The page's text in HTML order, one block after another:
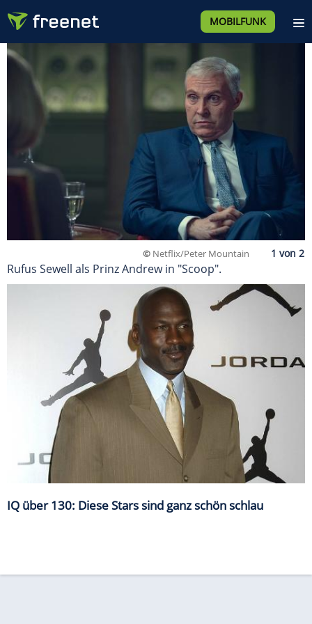
MOBILFUNK
© Netflix/Peter Mountain
Rufus Sewell als Prinz Andrew in "Scoop".
IQ über 130: Diese Stars sind ganz schön schlau